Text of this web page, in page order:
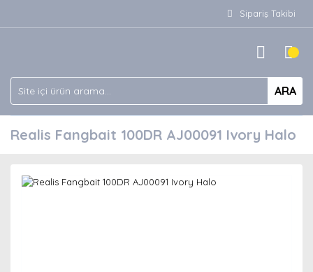
Sipariş Takibi
ARA
Realis Fangbait 100DR AJ00091 Ivory Halo